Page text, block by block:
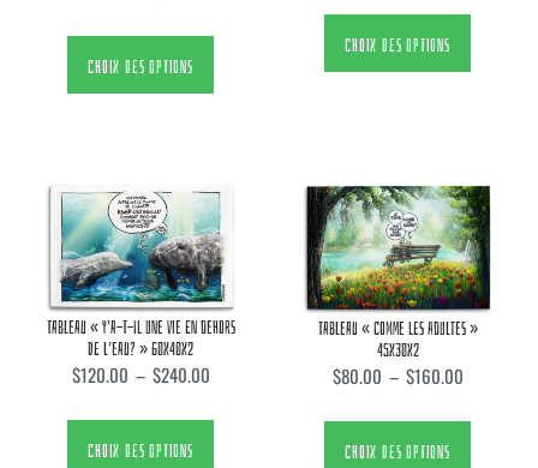
CHOIX DES OPTIONS
CHOIX DES OPTIONS
TABLEAU « Y’A-T-IL UNE VIE EN DEHORS
DE L’EAU? » 60X40X2
$120.00 – $240.00
CHOIX DES OPTIONS
TABLEAU « COMME LES ADULTES »
45X30X2
$80.00 – $160.00
CHOIX DES OPTIONS